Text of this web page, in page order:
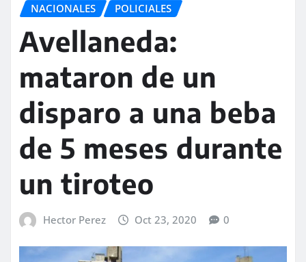
NACIONALES POLICIALES
Avellaneda:
mataron de un
disparo a una beba
de 5 meses durante
un tiroteo
Hector Perez Oct 23, 2020 0